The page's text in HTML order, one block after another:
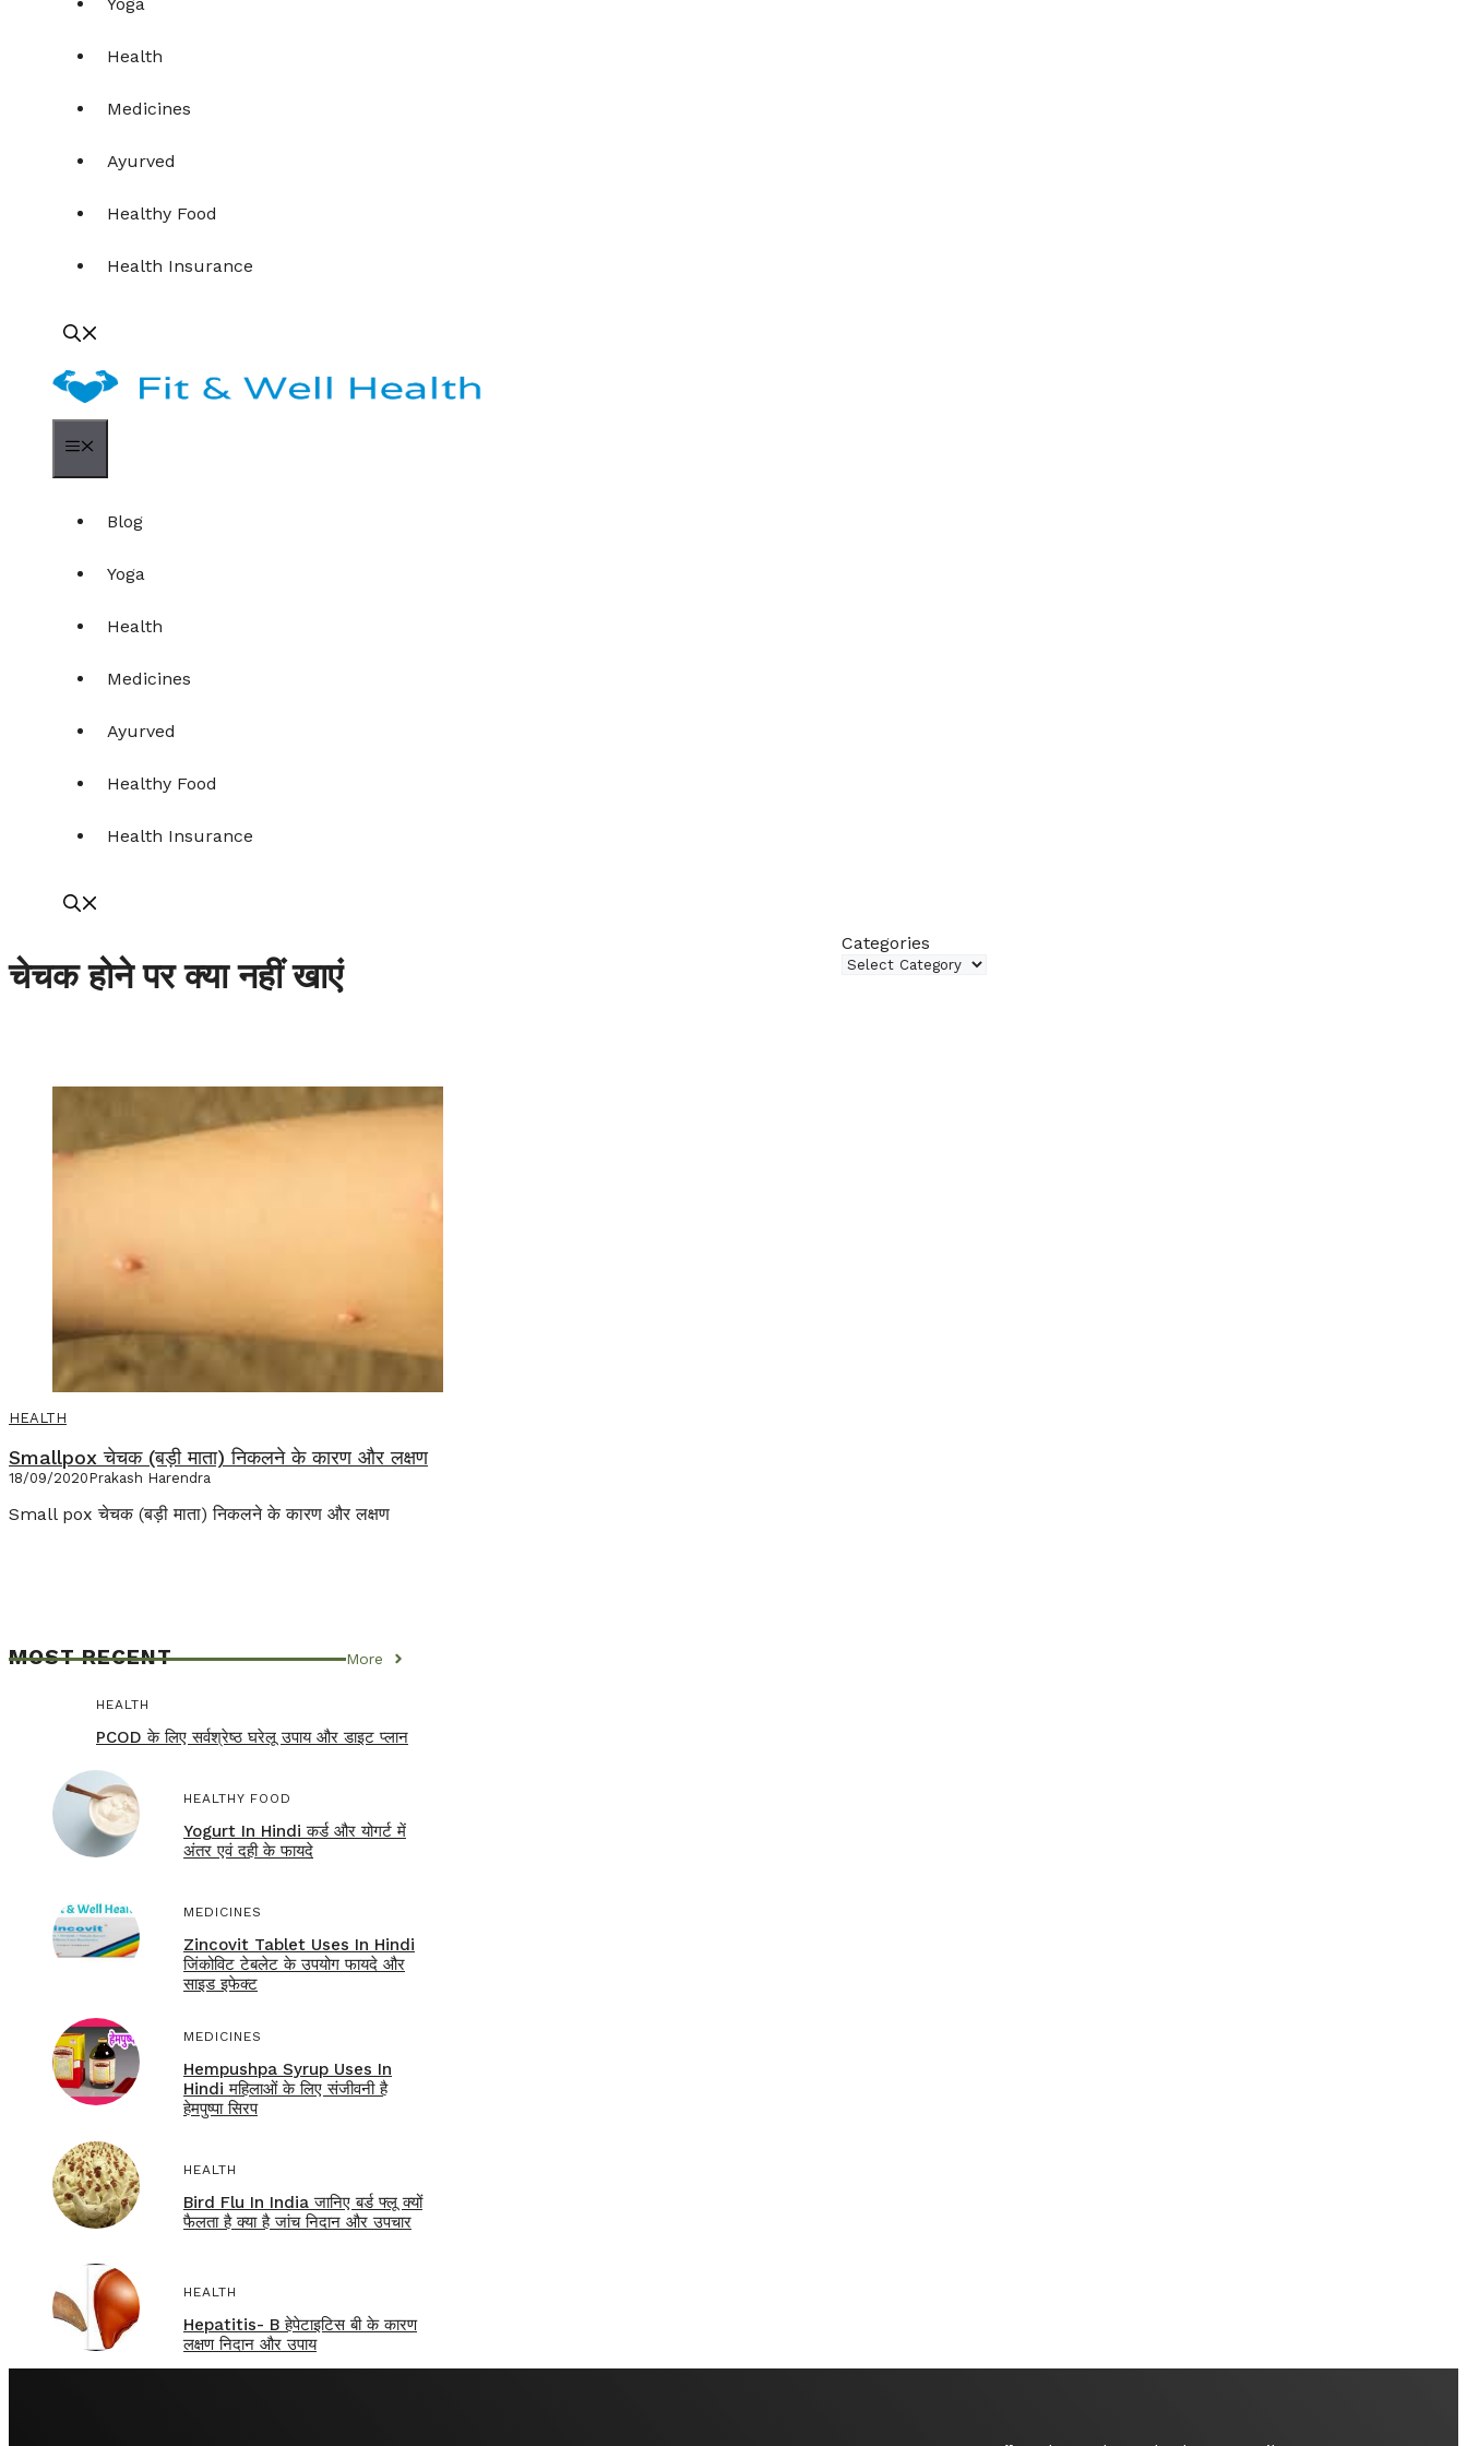
Health
Medicines
Ayurved
Healthy Food
Health Insurance
Blog
Yoga
Health
Medicines
Ayurved
Healthy Food
Health Insurance
चेचक होने पर क्या नहीं खाएं
Categories
HEALTH
Smallpox चेचक (बड़ी माता) निकलने के कारण और लक्षण
18/09/2020Prakash Harendra
Small pox चेचक (बड़ी माता) निकलने के कारण और लक्षण
MOST RECENT More
HEALTH
PCOD के लिए सर्वश्रेष्ठ घरेलू उपाय और डाइट प्लान
HEALTHY FOOD
Yogurt In Hindi कर्ड और योगर्ट में
अंतर एवं दही के फायदे
MEDICINES
Zincovit Tablet Uses In Hindi
जिंकोविट टेबलेट के उपयोग फायदे और
साइड इफेक्ट
MEDICINES
Hempushpa Syrup Uses In
Hindi महिलाओं के लिए संजीवनी है
हेमपुष्पा सिरप
HEALTH
Bird Flu In India जानिए बर्ड फ्लू क्यों
फैलता है क्या है जांच निदान और उपचार
HEALTH
Hepatitis- B हेपेटाइटिस बी के कारण
लक्षण निदान और उपाय